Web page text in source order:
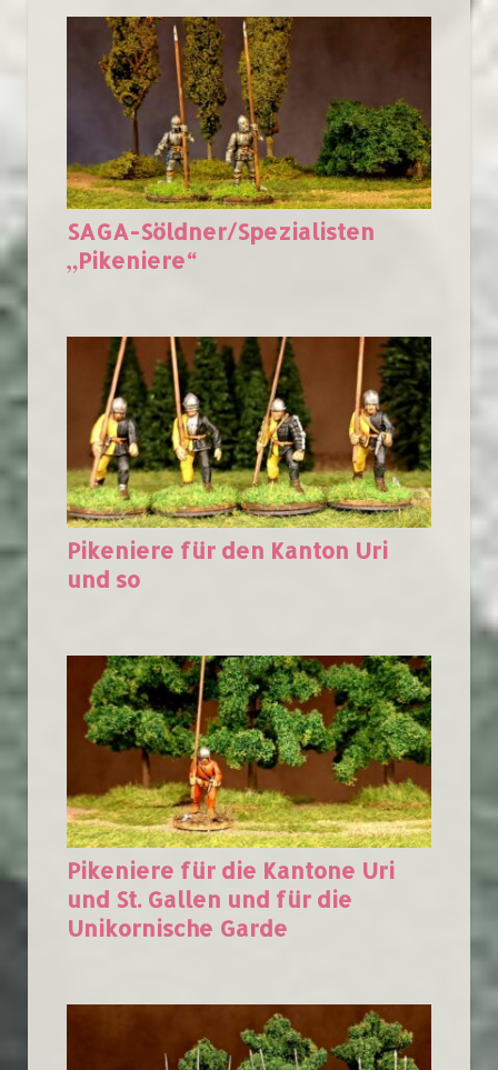
SAGA-Söldner/Spezialisten
„Pikeniere“
Pikeniere für den Kanton Uri
und so
Pikeniere für die Kantone Uri
und St. Gallen und für die
Unikornische Garde